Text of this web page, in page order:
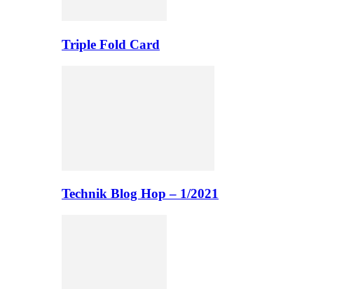
Triple Fold Card
Technik Blog Hop – 1/2021